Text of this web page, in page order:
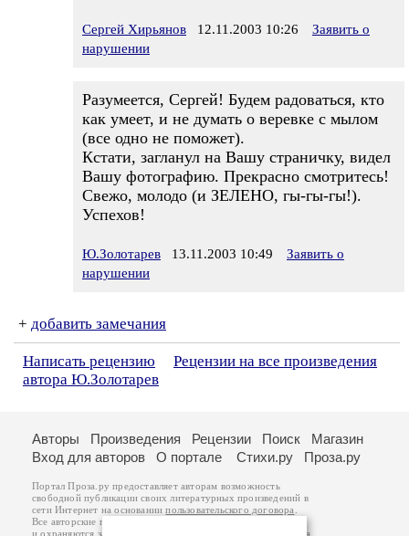
Сергей Хирьянов 12.11.2003 10:26
Заявить о
нарушении
Разумеется, Сергей! Будем радоваться, кто
как умеет, и не думать о веревке с мылом
(все одно не поможет).
Кстати, загланул на Вашу страничку, видел
Вашу фотографию. Прекрасно смотритесь!
Свежо, молодо (и ЗЕЛЕНО, гы-гы-гы!).
Успехов!
Ю.Золотарев 13.11.2003 10:49
Заявить о
нарушении
+ добавить замечания
Написать рецензию
Рецензии на все произведения
автора Ю.Золотарев
Авторы Произведения Рецензии Поиск
Магазин
Вход для авторов
О портале Стихи.ру Проза.ру
Портал Проза.ру предоставляет авторам возможность
свободной публикации своих литературных произведений в
сети Интернет на основаниипользовательского договора
Все авторские права на произведения принадлежат авторам
и охраняются законом . Перепечатка произведений возможна